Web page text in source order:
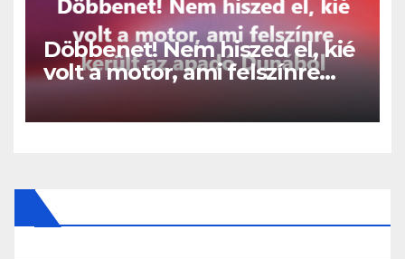
Döbbenet! Nem hiszed el, kié
volt a motor, ami felszínre
került az apadó Dunából